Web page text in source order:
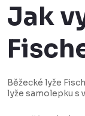
Jak
Běžecké lyže
lyže samolepku s